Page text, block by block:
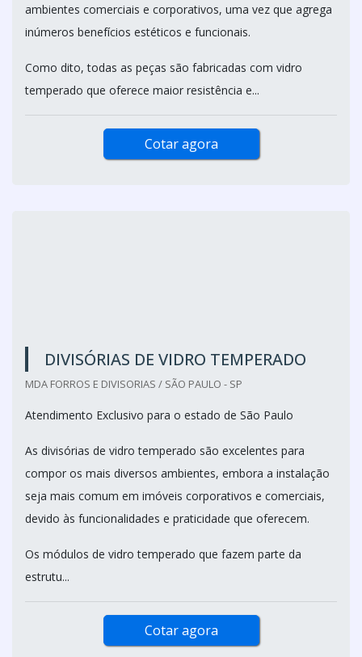
MDA FORROS E DIVISORIAS / SÃO PAULO - SP
Atendimento Exclusivo para o estado de São Paulo
Fabricada em vidro temperado de altíssima qualidade, a
divisória de vidro se tornam bastante populares em
inúmeros benefícios estéticos e funcionais.
DIVISÓRIAS DE VIDRO TEMPERADO
MDA FORROS E DIVISORIAS / SÃO PAULO - SP
Atendimento Exclusivo para o estado de São Paulo
As divisórias de vidro temperado são excelentes para
compor os mais diversos ambientes, embora a instalação
devido às funcionalidades e praticidade que oferecem.